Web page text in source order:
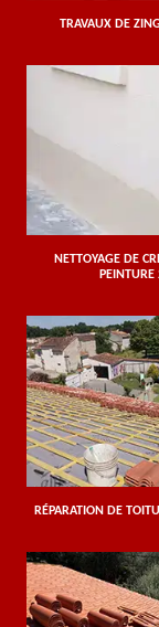
TRAVAUX DE
NETTOYAGE DE
PEINTURE
RÉPARATION DE